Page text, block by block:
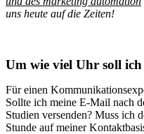
uns heute auf die Zeiten!
Um wie viel Uhr soll
Für einen
Sollte ich meine E-Mail nach
Studien versenden? Muss ich
Stunde auf meiner